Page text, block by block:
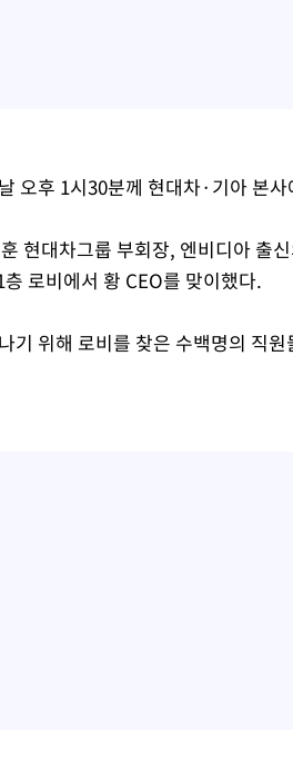
오후 1시30분께 현대차·기아 본
현대차그룹 부회장, 엔비디아 출
로비에서 황 CEO를 맞이했다.
기 위해 로비를 찾은 수백명의 직